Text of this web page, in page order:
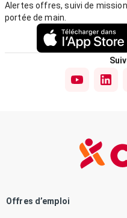
Alertes offres, suivi de
portée de main.
Offres d’emploi